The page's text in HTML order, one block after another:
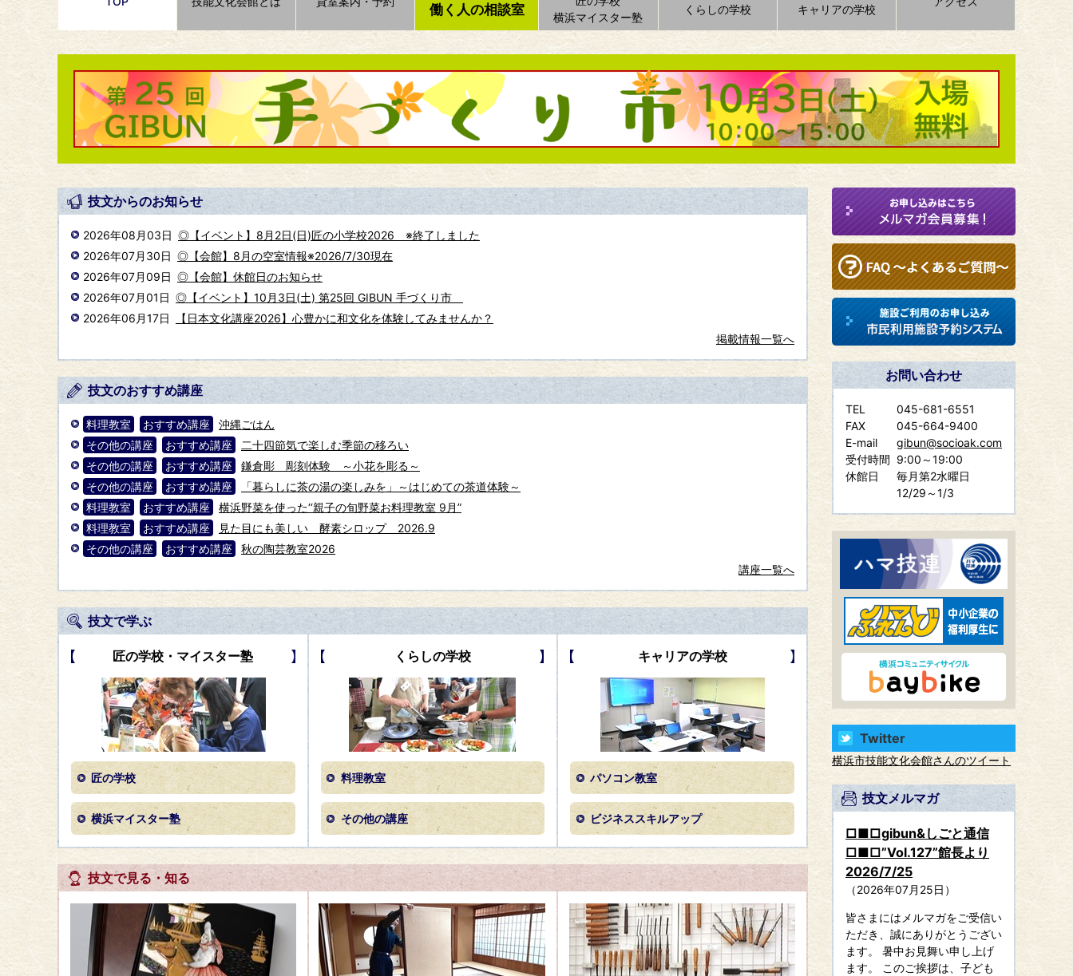
働く人の相談室
横浜マイスター塾
くらしの学校 キャリアの学校
技文からのお知らせ
2026年08月03日 ◎【イベント】8月2日(日)匠の小学校2026 ※終了しました
2026年07月30日 ◎【会館】8月の空室情報※2026/7/30現在
2026年07月09日 ◎【会館】休館日のお知らせ
2026年07月01日 ◎【イベント】10月3日(土) 第25回 GIBUN 手づくり市
2026年06月17日
【日本文化講座2026】心豊かに和文化を体験してみませんか？
掲載情報一覧へ
技文のおすすめ講座
料理教室 おすすめ講座
沖縄ごはん
その他の講座
おすすめ講座
二十四節気で楽しむ季節の移ろい
その他の講座
おすすめ講座
鎌倉彫 彫刻体験 ～小花を彫る～
その他の講座
おすすめ講座
「暮らしに茶の湯の楽しみを」～はじめての茶道体験～
料理教室
おすすめ講座
横浜野菜を使った‘‘親子の旬野菜お料理教室 9月”
料理教室
おすすめ講座
見た目にも美しい 酵素シロップ 2026.9
その他の講座
おすすめ講座
秋の陶芸教室2026
講座一覧へ
技文で学ぶ
匠の学校・マイスター塾
匠の学校
横浜マイスター塾
くらしの学校
料理教室
その他の講座
キャリアの学校
パソコン教室
ビジネススキルアップ
技文で見る・知る
お問い合わせ
TEL
045-681-6551
FAX
045-664-9400
E-mail
gibun@socioak.com
受付時間 9:00～19:00
休館日
毎月第2水曜日
12/29～1/3
Twitter
横浜市技能文化会館さんのツイート
技文メルマガ
□■□gibun&しごと通信
□■□”Vol.127”館長より
2026/7/25
2026年07月25日
皆さまにはメルマガをご受信い
ただき、誠にありがとうござい
ます。 暑中お見舞い申し上げ
ます。 このご挨拶は、子ども